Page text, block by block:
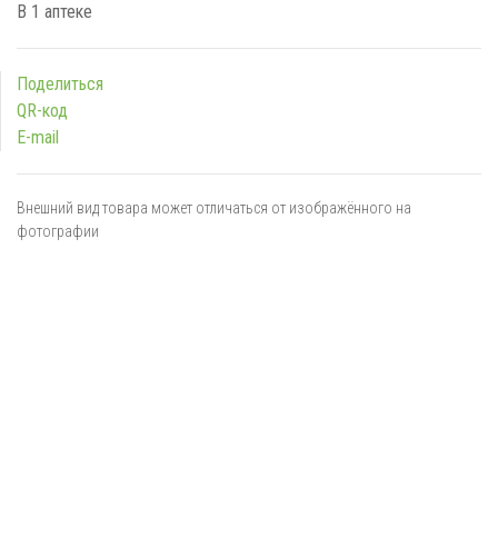
В 1 аптеке
Поделиться
QR-код
E-mail
Внешний вид товара может отличаться от изображённого на
фотографии